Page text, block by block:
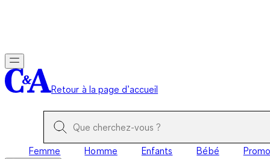
Retour à la page d’accueil
Femme Homme Enfants Bébé Promo